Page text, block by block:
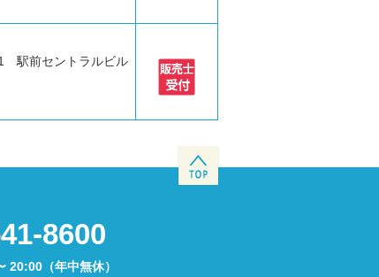
駅前セントラルビル
8600
20:00（年中無休）